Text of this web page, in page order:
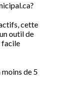
cette
outil de
facile
de 5